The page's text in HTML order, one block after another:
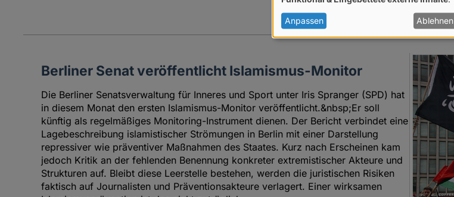
Berliner Senat veröffentlicht Islamismus-Monitor
Die Berliner Senatsverwaltung für Inneres und Sport unter Iris Spranger (SPD) hat
in diesem Monat den ersten Islamismus-Monitor veröffentlicht.&nbsp;Er soll
künftig als regelmäßiges Monitoring-Instrument dienen. Der Bericht verbindet eine
Lagebeschreibung islamistischer Strömungen in Berlin mit einer Darstellung
repressiver wie präventiver Maßnahmen des Staates. Kurz nach Erscheinen kam
jedoch Kritik an der fehlenden Benennung konkreter extremistischer Akteure und
Strukturen auf. Bleibt diese Leerstelle bestehen, werden die juristischen Risiken
faktisch auf Journalisten und Präventionsakteure verlagert. Einer wirksamen
von
personenbezogenen
Daten
Cookies
Anpassen Ablehnen